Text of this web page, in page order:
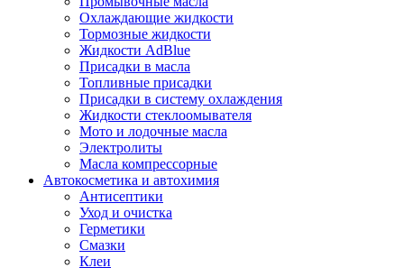
Охлаждающие жидкости
Тормозные жидкости
Жидкости AdBlue
Присадки в масла
Топливные присадки
Присадки в систему охлаждения
Жидкости стеклоомывателя
Мото и лодочные масла
Электролиты
Масла компрессорные
Автокосметика и автохимия
Антисептики
Уход и очистка
Герметики
Смазки
Клеи